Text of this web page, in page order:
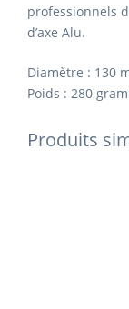
professionnels
d’axe Alu.
Diamètre : 130
Poids : 280
Produits